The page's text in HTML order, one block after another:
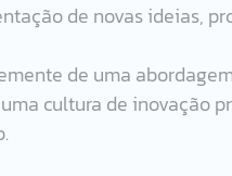
de novas ideias,
de uma
cultura de inovação